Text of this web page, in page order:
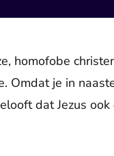
homofobe
Omdat je in
dat Jezus ook